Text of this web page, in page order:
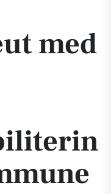
neurorehabilitering i Sorø
med